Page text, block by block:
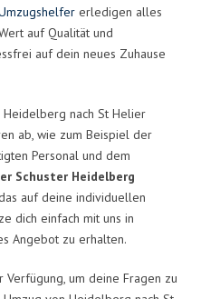
erledigen alles
auf Qualität und
auf dein neues Zuhause
nach St Helier
ab, wie zum Beispiel der
Personal und dem
Schuster Heidelberg
auf deine individuellen
dich einfach mit uns in
Angebot zu erhalten.
um deine Fragen zu